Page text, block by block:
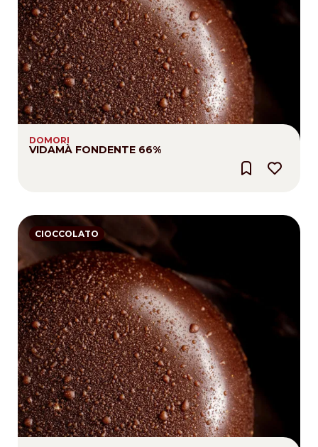
DOMORI
VIDAMÀ FONDENTE 66%
CIOCCOLATO